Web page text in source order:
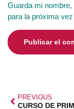
Guarda mi
para la próxima
PREVIOUS